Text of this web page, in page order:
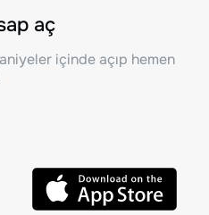
aç
içinde açıp hemen